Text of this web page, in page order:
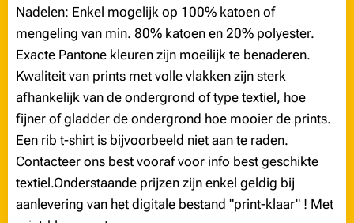
Nadelen: Enkel mogelijk op 100% katoen of
mengeling van min. 80% katoen en 20% polyester.
Exacte Pantone kleuren zijn moeilijk te benaderen.
Kwaliteit van prints met volle vlakken zijn sterk
afhankelijk van de ondergrond of type textiel, hoe
fijner of gladder de ondergrond hoe mooier de prints.
Een rib t-shirt is bijvoorbeeld niet aan te raden.
Contacteer ons best vooraf voor info best geschikte
textiel.Onderstaande prijzen zijn enkel geldig bij
aanlevering van het digitale bestand "print-klaar" ! Met